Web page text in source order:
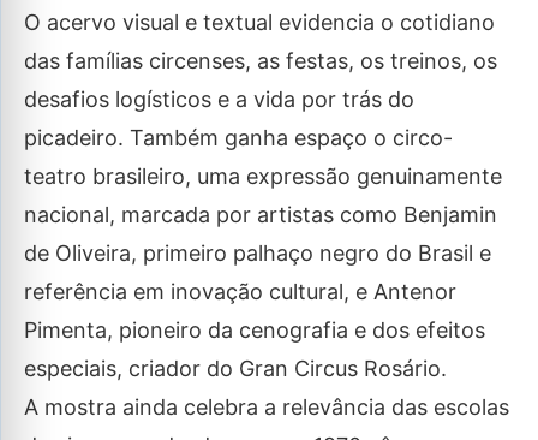
O acervo visual e textual evidencia o cotidiano
das famílias circenses, as festas, os treinos, os
desafios logísticos e a vida por trás do
picadeiro. Também ganha espaço o circo-
teatro brasileiro, uma expressão genuinamente
nacional, marcada por artistas como Benjamin
de Oliveira, primeiro palhaço negro do Brasil e
referência em inovação cultural, e Antenor
Pimenta, pioneiro da cenografia e dos efeitos
especiais, criador do Gran Circus Rosário.
A mostra ainda celebra a relevância das escolas